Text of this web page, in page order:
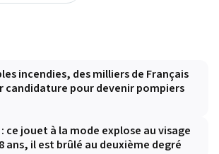
incendies, des milliers de Français
candidature pour devenir pompiers
ce jouet à la mode explose au visage
ans, il est brûlé au deuxième degré